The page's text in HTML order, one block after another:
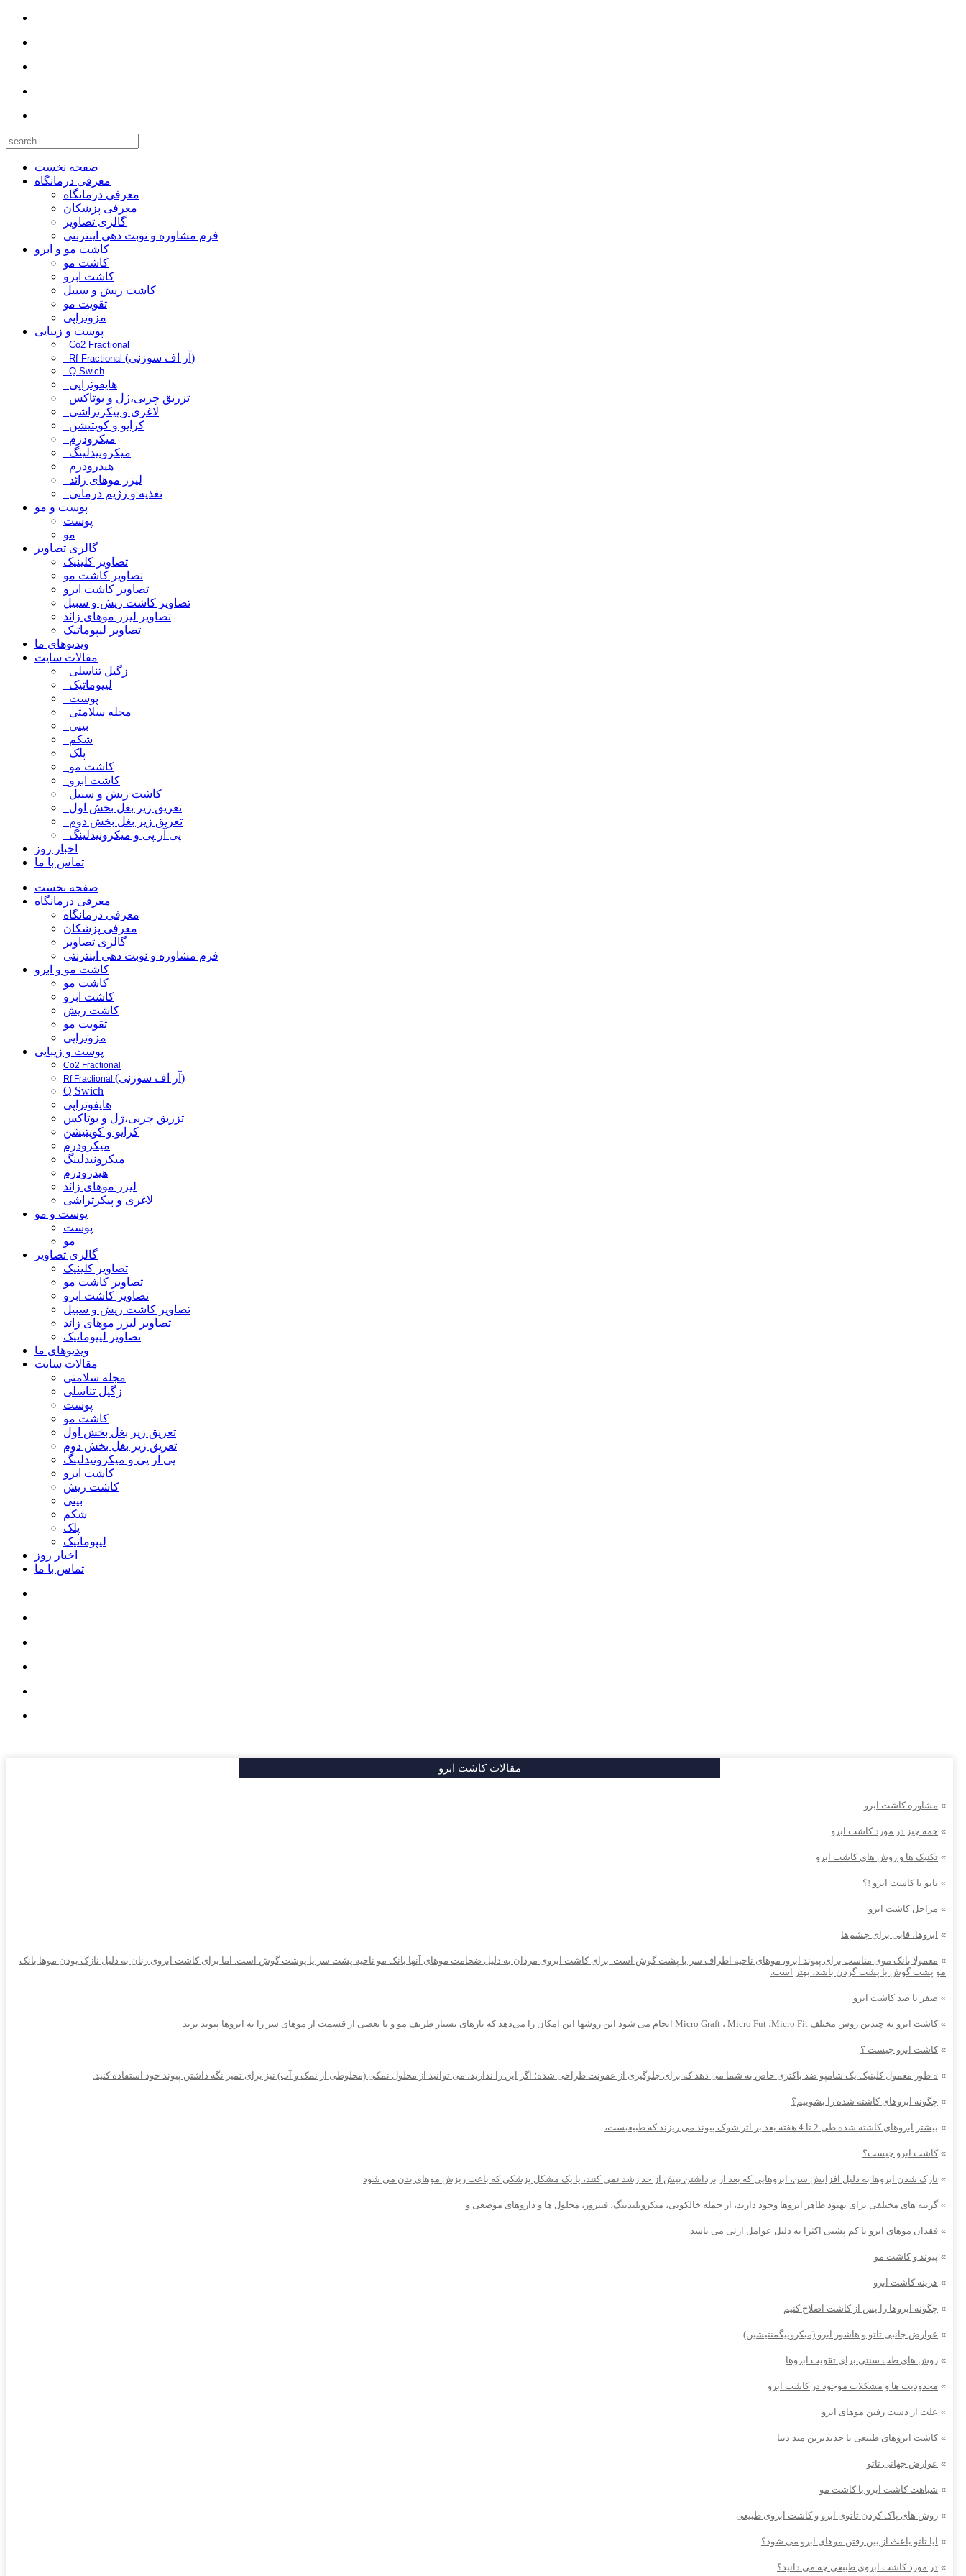
صفحه نخست
معرفی درمانگاه
معرفی درمانگاه
معرفی پزشکان
گالری تصاویر
فرم مشاوره و نوبت دهی اینترنتی
کاشت مو و ابرو
کاشت مو
کاشت ابرو
کاشت ریش و سبیل
تقویت مو
مزوتراپی
پوست و زیبایی
Co2 Fractional
Rf Fractional
(آر اف سوزنی)
Q Swich
هایفوتراپی
تزریق چربی،ژل و بوتاکس
لاغری و پیکرتراشی
کرایو و کویتیشن
میکرودرم
میکرونیدلینگ
هیدرودرم
لیزر موهای زائد
تغذیه و رژیم درمانی
پوست و مو
پوست
مو
گالری تصاویر
تصاویر کلینیک
تصاویر کاشت مو
تصاویر کاشت ابرو
تصاویر کاشت ریش و سبیل
تصاویر لیزر موهای زائد
تصاویر لیپوماتیک
ویدیوهای ما
مقالات سایت
زگیل تناسلی
لیپوماتیک
پوست
مجله سلامتی
بینی
شکم
پلک
کاشت مو
کاشت ابرو
کاشت ریش و سبیل
تعریق زیر بغل بخش اول
تعریق زیر بغل بخش دوم
پی آر پی و میکرونیدلینگ
اخبار روز
تماس با ما
صفحه نخست
معرفی درمانگاه
معرفی درمانگاه
معرفی پزشکان
گالری تصاویر
فرم مشاوره و نوبت دهی اینترنتی
کاشت مو و ابرو
کاشت مو
کاشت ابرو
کاشت ریش
تقویت مو
مزوتراپی
پوست و زیبایی
Co2 Fractional
Rf Fractional
(آر اف سوزنی)
Q Swich
هایفوتراپی
تزریق چربی،ژل و بوتاکس
کرایو و کویتیشن
میکرودرم
میکرونیدلینگ
هیدرودرم
لیزر موهای زائد
لاغری و پیکرتراشی
پوست و مو
پوست
مو
گالری تصاویر
تصاویر کلینیک
تصاویر کاشت مو
تصاویر کاشت ابرو
تصاویر کاشت ریش و سبیل
تصاویر لیزر موهای زائد
تصاویر لیپوماتیک
ویدیوهای ما
مقالات سایت
مجله سلامتی
زگیل تناسلی
پوست
کاشت مو
تعریق زیر بغل بخش اول
تعریق زیر بغل بخش دوم
پی آر پی و میکرونیدلینگ
کاشت ابرو
کاشت ریش
بینی
شکم
پلک
لیپوماتیک
اخبار روز
تماس با ما
مقالات کاشت ابرو
» مشاوره کاشت ابرو
» همه چیز در مورد کاشت ابرو
» تکنیک ها و روش های کاشت ابرو
» تاتو یا کاشت ابرو !؟
» مراحل کاشت ابرو
» ابروها، قابی برای چشم‌ها
» معمولا بانک موی مناسب برای پیوند ابرو، موهای ناحیه اطراف سر یا پشت گوش است. برای کاشت ابروی مردان به دلیل ضخامت موهای آنها بانک مو ناحیه پشت سر یا پوشت گوش است. اما برای کاشت ابروی زنان به دلیل نازک بودن موها بانک
مو پشت گوش یا پشت گردن باشد، بهتر است.
» صفر تا صد کاشت ابرو
» کاشت ابرو به چندین روش مختلف Micro Graft ، Micro Fut ،Micro Fit انجام می شود این روشها این امکان را می‌دهد که تارهای بسیار ظریف مو و یا بعضی از قسمت از موهای سر را به ابروها پیوند بزند
» کاشت ابرو چیست ؟
» ه طور معمول کلینیک یک شامپو ضد باکتری خاص به شما می دهد که برای جلوگیری از عفونت طراحی شده؛ اگر این را ندارید، می توانید از محلول نمکی (مخلوطی از نمک و آب) نیز برای تمیز نگه داشتن پیوند خود استفاده کنید.
» چگونه ابروهای کاشته شده را بشوییم؟
» بیشتر ابروهای کاشته شده طی 2 تا 4 هفته بعد بر اثر شوک پیوند می ریزند که طبیعیست،
» کاشت ابرو چیست؟
» نازک شدن ابروها به دلیل افزایش سن، ابروهایی که بعد از برداشتن بیش از حد رشد نمی کنند، یا یک مشکل پزشکی که باعث ریزش موهای بدن می شود
» گزینه های مختلفی برای بهبود ظاهر ابروها وجود دارند، از جمله خالکوبی، میکروبلیدینگ، فیبروز، محلول ها و داروهای موضعی و
» فقدان موهای ابرو یا کم پشتی اکثرا به دلیل عوامل ارثی می باشد.
» پیوند و کاشت مو
» هزینه کاشت ابرو
» چگونه ابروها را پس از کاشت اصلاح کنیم
» عوارض جانبی تاتو و هاشور ابرو (میکروپیگمنتیشین)
» روش های طب سنتی برای تقویت ابروها
» محدودیت ها و مشکلات موجود در کاشت ابرو
» علت از دست رفتن موهای ابرو
» کاشت ابروهای طبیعی با جدیدترین متد دنیا
» عوارض جهانی تاتو
» شباهت کاشت ابرو با کاشت مو
» روش های پاک کردن تاتوی ابرو و کاشت ابروی طبیعی
» آیا تاتو باعث از بین رفتن موهای ابرو می شود؟
» در مورد کاشت ابروی طبیعی چه می دانید؟